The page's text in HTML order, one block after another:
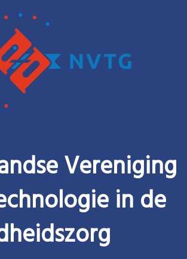
Vereniging
in de